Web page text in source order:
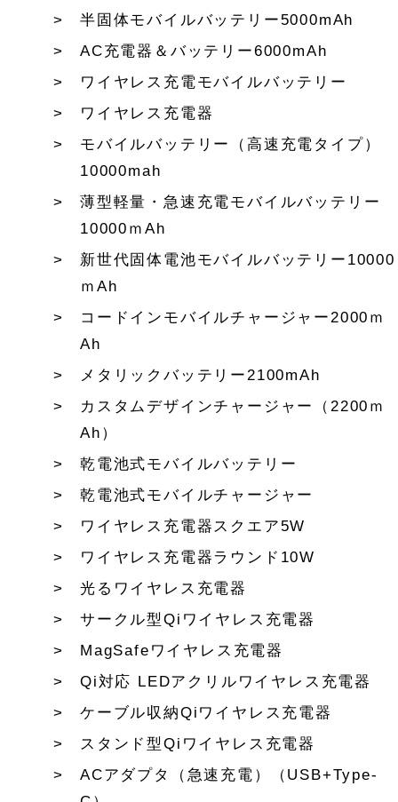
半固体モバイルバッテリー5000mAh
AC充電器＆バッテリー6000mAh
ワイヤレス充電モバイルバッテリー
ワイヤレス充電器
モバイルバッテリー（高速充電タイプ）
10000mah
薄型軽量・急速充電モバイルバッテリー
10000ｍAh
新世代固体電池モバイルバッテリー10000
ｍAh
コードインモバイルチャージャー2000ｍ
Ah
メタリックバッテリー2100mAh
カスタムデザインチャージャー（2200ｍ
Ah）
乾電池式モバイルバッテリー
乾電池式モバイルチャージャー
ワイヤレス充電器スクエア5W
ワイヤレス充電器ラウンド10W
光るワイヤレス充電器
サークル型Qiワイヤレス充電器
MagSafeワイヤレス充電器
Qi対応 LEDアクリルワイヤレス充電器
ケーブル収納Qiワイヤレス充電器
スタンド型Qiワイヤレス充電器
ACアダプタ（急速充電）（USB+Type-